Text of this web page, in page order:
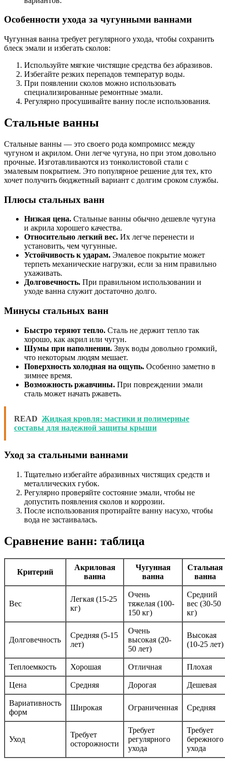
Особенности ухода за чугунными ваннами
Чугунная ванна требует регулярного ухода, чтобы сохранить
блеск эмали и избегать сколов:
Используйте мягкие чистящие средства без абразивов.
Избегайте резких перепадов температур воды.
При появлении сколов можно использовать
специализированные ремонтные эмали.
Регулярно просушивайте ванну после использования.
Стальные ванны
Стальные ванны — это своего рода компромисс между
чугуном и акрилом. Они легче чугуна, но при этом довольно
прочные. Изготавливаются из тонколистовой стали с
эмалевым покрытием. Это популярное решение для тех, кто
хочет получить бюджетный вариант с долгим сроком службы.
Плюсы стальных ванн
Низкая цена. Стальные ванны обычно дешевле чугуна
и акрила хорошего качества.
Относительно легкий вес. Их легче перенести и
установить, чем чугунные.
Устойчивость к ударам. Эмалевое покрытие может
терпеть механические нагрузки, если за ним правильно
ухаживать.
Долговечность. При правильном использовании и
уходе ванна служит достаточно долго.
Минусы стальных ванн
Быстро теряют тепло. Сталь не держит тепло так
хорошо, как акрил или чугун.
Шумы при наполнении. Звук воды довольно громкий,
что некоторым людям мешает.
Поверхность холодная на ощупь. Особенно заметно в
зимнее время.
Возможность ржавчины. При повреждении эмали
сталь может начать ржаветь.
READ Жидкая кровля: мастики и полимерные
составы для надежной защиты крыши
Уход за стальными ваннами
Тщательно избегайте абразивных чистящих средств и
металлических губок.
Регулярно проверяйте состояние эмали, чтобы не
допустить появления сколов и коррозии.
После использования протирайте ванну насухо, чтобы
вода не застаивалась.
Сравнение ванн: таблица
Критерий
Акриловая
ванна
Чугунная
ванна
Стальная
ванна
Вес
Легкая (15-25
кг)
Очень
тяжелая (100-
150 кг)
Средний
вес (30-50
кг)
Долговечность
Средняя (5-15
лет)
Очень
высокая (20-
50 лет)
Высокая
(10-25 лет)
Теплоемкость Хорошая Отличная Плохая
Цена Средняя Дорогая Дешевая
Вариативность
форм
Широкая Ограниченная Средняя
Уход
Требует
осторожности
Требует
регулярного
ухода
Требует
бережного
ухода